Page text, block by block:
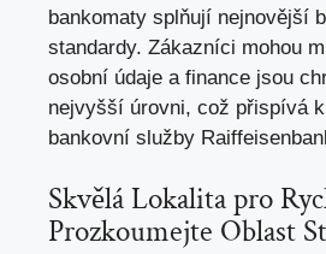
bankomaty splňují nejnovější
standardy. Zákazníci mohou
osobní údaje a finance jsou
nejvyšší úrovni, což přispívá
bankovní služby
Skvělá Lokalita pro
Prozkoumejte Oblast